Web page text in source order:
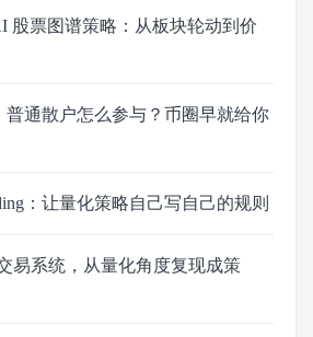
股票图谱策略：从板块轮动到价
普通散户怎么参与？币圈早就给你
：让量化策略自己写自己的规则
易系统，从量化角度复现成策